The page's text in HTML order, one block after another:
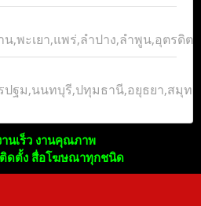
น,พะเยา,แพร่,ลำปาง,ลำพูน,อุตรดิตถ์
ปฐม,นนทบุรี,ปทุมธานี,อยุธยา,สมุท
านเร็ว งานคุณภาพ
ดตั้ง สื่อโฆษณาทุกชนิด